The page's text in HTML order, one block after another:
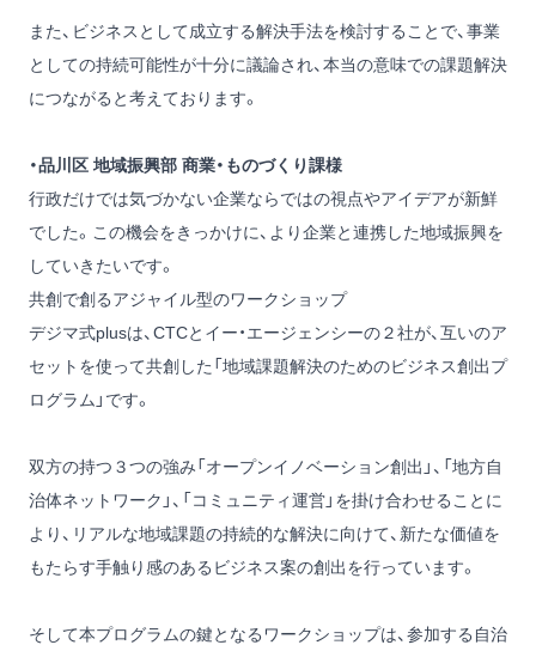
また、ビジネスとして成立する解決手法を検討することで、事業
としての持続可能性が十分に議論され、本当の意味での課題解決
につながると考えております。
・品川区 地域振興部 商業・ものづくり課様
行政だけでは気づかない企業ならではの視点やアイデアが新鮮
でした。この機会をきっかけに、より企業と連携した地域振興を
していきたいです。
共創で創るアジャイル型のワークショップ
デジマ式plusは、CTCとイー・エージェンシーの２社が、互いのア
セットを使って共創した「地域課題解決のためのビジネス創出プ
ログラム」です。
双方の持つ３つの強み「オープンイノベーション創出」、「地方自
治体ネットワーク」、「コミュニティ運営」を掛け合わせることに
より、リアルな地域課題の持続的な解決に向けて、新たな価値を
もたらす手触り感のあるビジネス案の創出を行っています。
そして本プログラムの鍵となるワークショップは、参加する自治